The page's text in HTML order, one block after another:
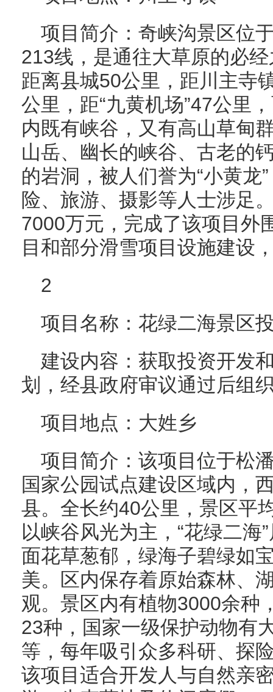
项目简介：奇峡沟景区位
213线，是通往大草原的必
距离县城50公里，距川主寺
公里，距“九黄机场”47公里
内既有峡谷，又有高山草甸
山岳、幽长的峡谷、古老的
的岩洞，被人们誉为“小黄龙
险、旅游、摄影等人士涉足
7000万元，完成了该项目外
目和部分滑雪项目设施建设
2
项目名称：花绿二海景区
建设内容：获取投资开发
划，经县政府审议通过后组
项目地点：大姓乡
项目简介：该项目位于松
国家公园试点建设区域内，
县。全长约40公里，景区平
以峡谷风光为主，“花绿二
面花草葱郁，绿海子碧绿如
美。区内保存着原始森林、
观。景区内有植物3000余种
23种，国家一级保护动物有
等，每年吸引众多科研、探
该项目适合开发人与自然亲